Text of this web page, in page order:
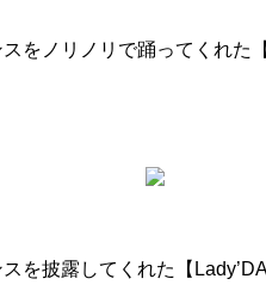
をノリノリで踊ってくれた
を披露してくれた【